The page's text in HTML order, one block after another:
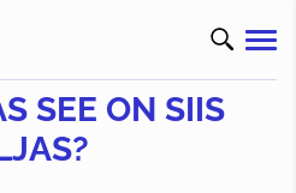
SEE ON SIIS